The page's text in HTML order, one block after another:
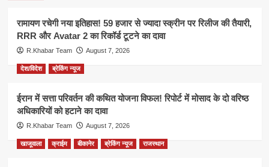
रामायण रचेगी नया इतिहास! 59 हजार से ज्यादा स्क्रीन पर रिलीज की तैयारी,
RRR और Avatar 2 का रिकॉर्ड टूटने का दावा
R.Khabar Team August 7, 2026
देश/विदेश ब्रेकिंग न्यूज
ईरान में सत्ता परिवर्तन की कथित योजना विफल! रिपोर्ट में मोसाद के दो वरिष्ठ
अधिकारियों को हटाने का दावा
R.Khabar Team August 7, 2026
खाजूवाला क्राईम बीकानेर ब्रेकिंग न्यूज राजस्थान